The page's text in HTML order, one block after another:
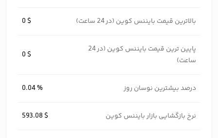
بالاترین قیمت بایننس کوین (در 24 ساعت) 0 $
پایین ترین قیمت بایننس کوین (در 24
ساعت)
0 $
درصد بیشترین نوسان روز 0.04 %
نرخ بازگشایی بازار بایننس کوین 593.08 $